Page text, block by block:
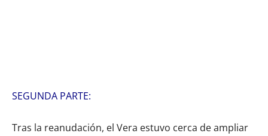
SEGUNDA PARTE:
Tras la reanudación, el Vera estuvo cerca de ampliar